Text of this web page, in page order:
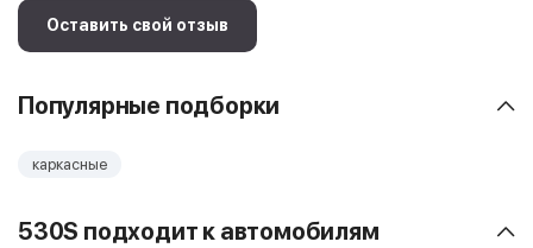
Оставить свой отзыв
Популярные подборки
каркасные
530S подходит к автомобилям